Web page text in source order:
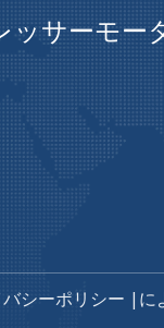
ッサーモー
シーポリシー |に